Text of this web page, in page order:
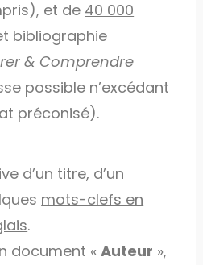
et de 40 000
bibliographie
& Comprendre
possible n’excédant
préconisé).
d’un titre, d’un
mots-clefs en
.
document «Auteur »,